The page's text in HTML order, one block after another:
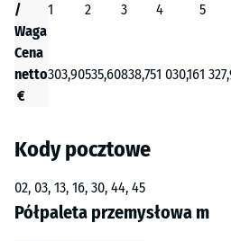
/
Waga
1 2 3 4 5
Cena
netto
€
303,90535,60838,751 030,161
Kody pocztowe
02, 03, 13, 16, 30, 44, 45
Półpaleta przemysłowa m